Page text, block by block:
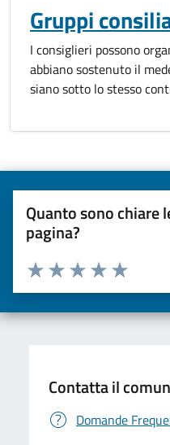
Gruppi
I consiglieri possono
abbiano sostenuto il
siano sotto lo stesso
Quanto sono chiare
pagina?
Valuta da 1 a 5 stelle la pagina
Valuta 5
Valuta 4
Valuta 3 stelle su
Valuta 2 stelle su 5
Valuta una stella su 5
Contatta il
Domande